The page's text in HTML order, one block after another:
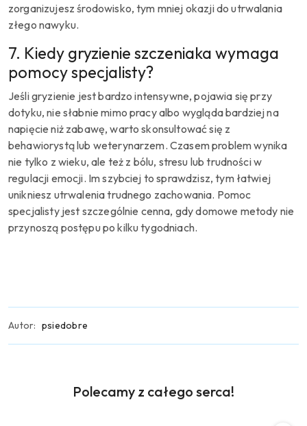
zorganizujesz środowisko, tym mniej okazji do utrwalania
złego nawyku.
7. Kiedy gryzienie szczeniaka wymaga
pomocy specjalisty?
Jeśli gryzienie jest bardzo intensywne, pojawia się przy
dotyku, nie słabnie mimo pracy albo wygląda bardziej na
napięcie niż zabawę, warto skonsultować się z
behawiorystą lub weterynarzem. Czasem problem wynika
nie tylko z wieku, ale też z bólu, stresu lub trudności w
regulacji emocji. Im szybciej to sprawdzisz, tym łatwiej
unikniesz utrwalenia trudnego zachowania. Pomoc
specjalisty jest szczególnie cenna, gdy domowe metody nie
przynoszą postępu po kilku tygodniach.
Autor: psiedobre
Pomiń karuzelę produktów
Produkty
Polecamy z całego serca!